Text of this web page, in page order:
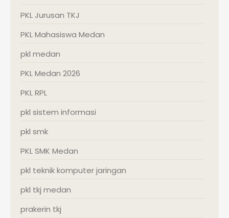
PKL Jurusan TKJ
PKL Mahasiswa Medan
pkl medan
PKL Medan 2026
PKL RPL
pkl sistem informasi
pkl smk
PKL SMK Medan
pkl teknik komputer jaringan
pkl tkj medan
prakerin tkj